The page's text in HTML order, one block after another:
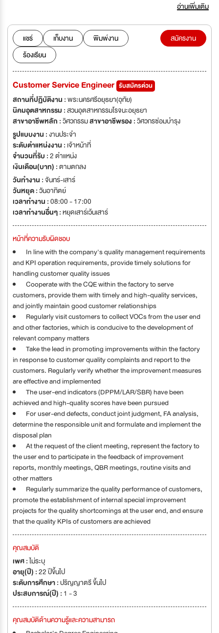
และผลิตแผ่นวงจรพิมพ์มาโดยตลอด ด้วยความพยายามของพนักงานทุกคน
หลังจากหลายปีของการขยายตลาดและการบริหารแบรนด์ บริษัทได้พัฒนาเป็น
หนึ่งในแบรนด์ที่สำคัญในอุตสาหกรรมแผ่นวงจรพิมพ์ และมีชื่อเสียงสูงใน
อุตสาหกรรม ผลิตภัณฑ์ชั้นนำของบริษัทคือแผ่นวงจรพิมพ์ที่ใช้ในอุปกรณ์การ
สื่อสาร อุปกรณ์โทรคมนาคมและรถยนต์ ลูกค้าหลักของบริษัท ได้แก่Cisco,
Huawei, Nokia, Siemens เป็นต้น เมื่อวันที่ 7 มิถุนายน ค.ศ. 2022 คณะ
กรรมการบริษัท Wudian (เลขรหัสหุ้น"002463") ได้ตัดสินใจลงทุนสร้างฐาน
การผลิตแห่งใหม่ในประเทศไทย โดยเงินลงทุนประมาณ 280 ล้านเหรียญสหรัฐ
พื้นที่ประมาณ 300 ไร่ โรงงานแห่งใหม่ในประเทศไทยตั้งอยู่ในนิคมอุตสาหกรรม
โรจนะ อยุธยา ประเทศไทย
อ่านเพิ่มเติม
แชร์ เก็บงาน
พิมพ์งาน
ร้องเรียน
สมัครงาน
Customer Service Engineer รับสมัครด่วน
สถานที่ปฏิบัติงาน :พระนครศรีอยุธยา(อุทัย)
นิคมอุตสาหกรรม :สวนอุตสาหกรรมโรจนะอยุธยา
สาขาอาชีพหลัก :วิศวกรรมสาขาอาชีพรอง :วิศวกรซ่อมบำรุง
รูปแบบงาน :งานประจำ
ระดับตำแหน่งงาน : เจ้าหน้าที่
จำนวนที่รับ :2 ตำแหน่ง
เงินเดือน(บาท) :ตามตกลง
วันทำงาน :จันทร์-เสาร์
วันหยุด :วันอาทิตย์
เวลาทำงาน :08:00 - 17:00
เวลาทำงานอื่นๆ :หยุดเสาร์เว้นเสาร์
หน้าที่ความรับผิดชอบ
In line with the company's quality management requirements
and KPI operation requirements, provide timely solutions for
handling customer quality issues
Cooperate with the CQE within the factory to serve
customers, provide them with timely and high-quality services,
and jointly maintain good customer relationships
Regularly visit customers to collect VOCs from the user end
and other factories, which is conducive to the development of
relevant company matters
Take the lead in promoting improvements within the factory
in response to customer quality complaints and report to the
customers. Regularly verify whether the improvement measures
are effective and implemented
The user-end indicators (DPPM/LAR/SBR) have been
achieved and high-quality scores have been pursued
For user-end defects, conduct joint judgment, FA analysis,
determine the responsible unit and formulate and implement the
disposal plan
At the request of the client meeting, represent the factory to
the user end to participate in the feedback of improvement
reports, monthly meetings, QBR meetings, routine visits and
other matters
Regularly summarize the quality performance of customers,
promote the establishment of internal special improvement
projects for the quality shortcomings at the user end, and ensure
that the quality KPIs of customers are achieved
คุณสมบัติ
เพศ :ไม่ระบุ
อายุ(ปี) :22 ปีขึ้นไป
ระดับการศึกษา :ปริญญาตรี ขึ้นไป
ประสบการณ์(ปี) : 1 - 3
คุณสมบัติด้านความรู้และความสามารถ